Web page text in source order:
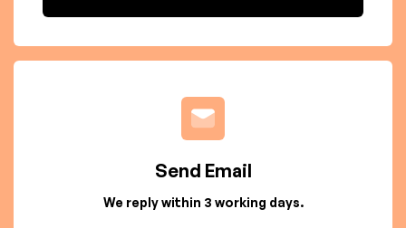
Send Email
We reply within 3 working days.